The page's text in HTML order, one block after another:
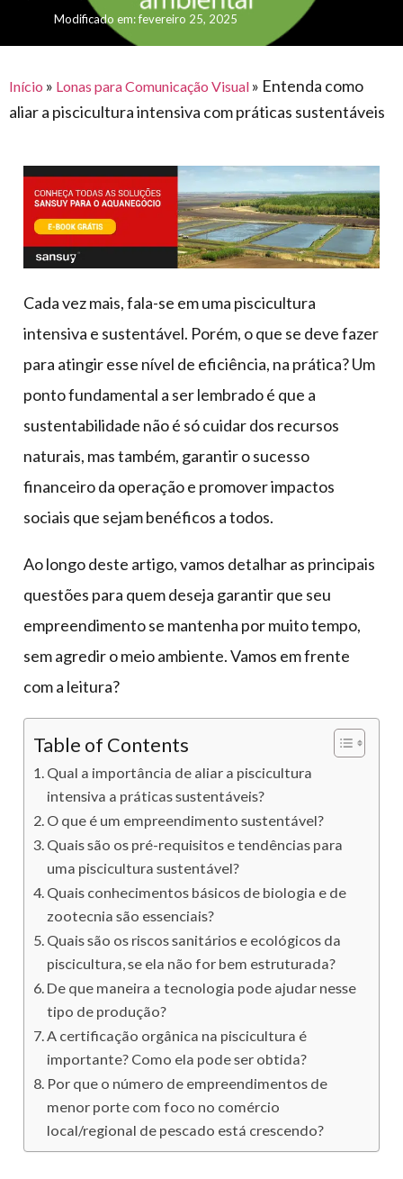
premiações
para
feira
offshore
civil
piscinas
automotivo
móveis,
calçados,
epi's
lonas
multiúso
e logística
armazenagem
lonas
vida
caminhoneiro
Modificado em: fevereiro 25, 2025
Início » Lonas para Comunicação Visual » Entenda como
aliar a piscicultura intensiva com práticas sustentáveis
Cada vez mais, fala-se em uma piscicultura
intensiva e sustentável. Porém, o que se deve fazer
para atingir esse nível de eficiência, na prática? Um
ponto fundamental a ser lembrado é que a
sustentabilidade não é só cuidar dos recursos
naturais, mas também, garantir o sucesso
financeiro da operação e promover impactos
sociais que sejam benéficos a todos.
Ao longo deste artigo, vamos detalhar as principais
questões para quem deseja garantir que seu
empreendimento se mantenha por muito tempo,
sem agredir o meio ambiente. Vamos em frente
com a leitura?
Table of Contents
Qual a importância de aliar a piscicultura
intensiva a práticas sustentáveis?
O que é um empreendimento sustentável?
Quais são os pré-requisitos e tendências para
uma piscicultura sustentável?
Quais conhecimentos básicos de biologia e de
zootecnia são essenciais?
Quais são os riscos sanitários e ecológicos da
piscicultura, se ela não for bem estruturada?
De que maneira a tecnologia pode ajudar nesse
tipo de produção?
A certificação orgânica na piscicultura é
importante? Como ela pode ser obtida?
Por que o número de empreendimentos de
menor porte com foco no comércio
local/regional de pescado está crescendo?